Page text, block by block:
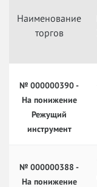
Наименование
торгов
№ 000000390 -
На понижение
Режущий
инструмент
№ 000000388 -
На понижение